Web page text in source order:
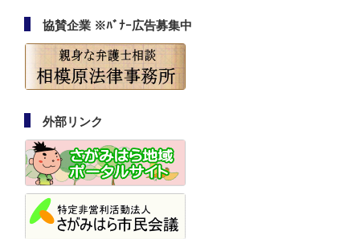
協賛企業 ※ﾊﾞﾅｰ広告募集中
外部リンク